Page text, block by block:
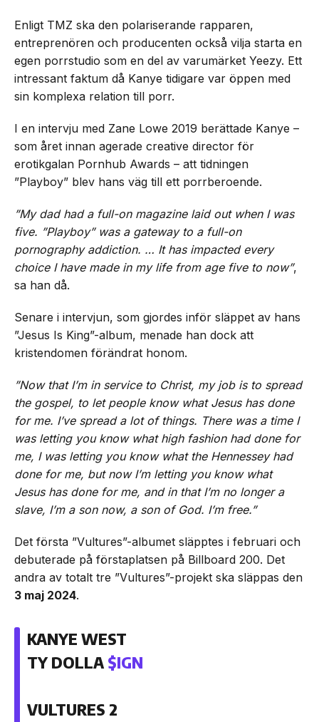
Enligt TMZ ska den polariserande rapparen,
entreprenören och producenten också vilja starta en
egen porrstudio som en del av varumärket Yeezy. Ett
intressant faktum då Kanye tidigare var öppen med
sin komplexa relation till porr.
I en intervju med Zane Lowe 2019 berättade Kanye –
som året innan agerade creative director för
erotikgalan Pornhub Awards – att tidningen
”Playboy” blev hans väg till ett porrberoende.
”My dad had a full-on magazine laid out when I was
five. ”Playboy” was a gateway to a full-on
pornography addiction. … It has impacted every
choice I have made in my life from age five to now”,
sa han då.
Senare i intervjun, som gjordes inför släppet av hans
”Jesus Is King”-album, menade han dock att
kristendomen förändrat honom.
”Now that I’m in service to Christ, my job is to spread
the gospel, to let people know what Jesus has done
for me. I’ve spread a lot of things. There was a time I
was letting you know what high fashion had done for
me, I was letting you know what the Hennessey had
done for me, but now I’m letting you know what
Jesus has done for me, and in that I’m no longer a
slave, I’m a son now, a son of God. I’m free.”
Det första ”Vultures”-albumet släpptes i februari och
debuterade på förstaplatsen på Billboard 200. Det
andra av totalt tre ”Vultures”-projekt ska släppas den
3 maj 2024.
KANYE WEST
TY DOLLA $IGN
VULTURES 2